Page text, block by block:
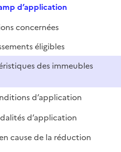
d’application
concernées
éligibles
des immeubles
d’application
d’application
cause de la réduction